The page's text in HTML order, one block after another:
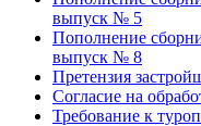
выпуск № 5
Пополнение
выпуск № 8
Претензия
Согласие на
Требование к